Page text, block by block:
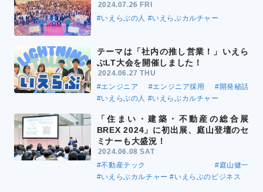
2024.07.26 FRI
#いえらぶの人 #いえらぶカルチャー
テーマは「社内の推し営業！」いえら
ぶLT大会を開催しました！
2024.06.27 THU
#エンジニア
#エンジニア採用
#開発秘話
#いえらぶの人 #いえらぶカルチャー
「住まい・建築・不動産の総合展
BREX 2024」に初出展、庭山登壇のセ
ミナーも大盛況！
2024.06.08 SAT
#不動産テック
#庭山健一
#いえらぶカルチャー #いえらぶのビジネス